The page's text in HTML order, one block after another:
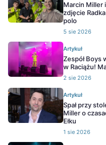
Marcin Miller
zdjęcie
polo
5 sie 2026
Artykuł
Zespół Boys
w Raciążu!
2 sie 2026
Artykuł
Spał przy
Miller o
Ełku
1 sie 2026